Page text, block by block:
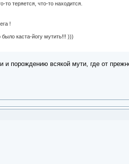
то теряется, что-то находится.
!
каста-йогу мутить!!! )))
и порождению всякой мути, где от